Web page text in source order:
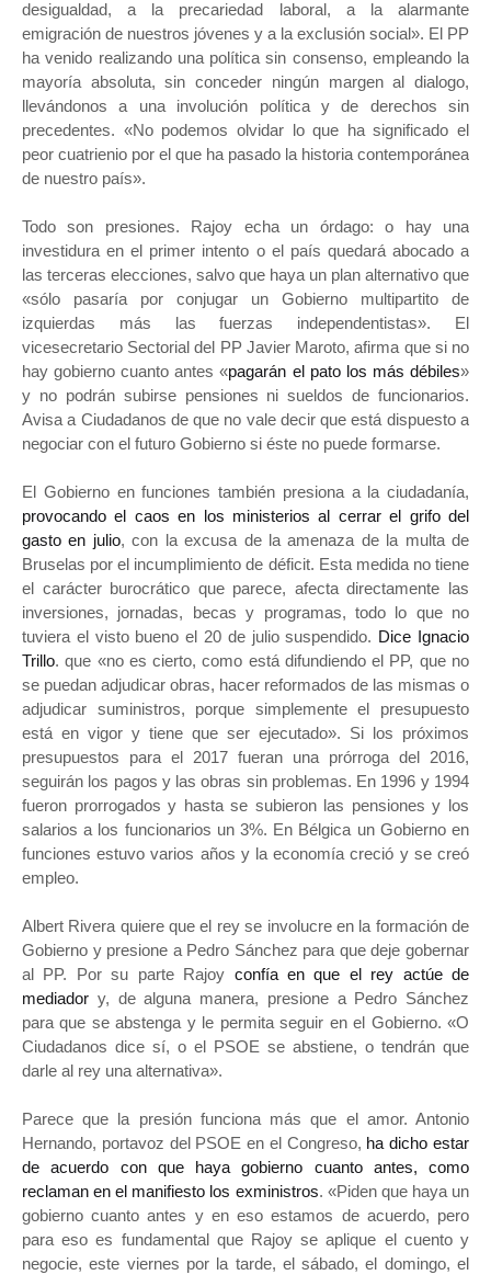
desigualdad, a la precariedad laboral, a la alarmante
emigración de nuestros jóvenes y a la exclusión social». El PP
ha venido realizando una política sin consenso, empleando la
mayoría absoluta, sin conceder ningún margen al dialogo,
llevándonos a una involución política y de derechos sin
precedentes. «No podemos olvidar lo que ha significado el
peor cuatrienio por el que ha pasado la historia contemporánea
de nuestro país».
Todo son presiones. Rajoy echa un órdago: o hay una
investidura en el primer intento o el país quedará abocado a
las terceras elecciones, salvo que haya un plan alternativo que
«sólo pasaría por conjugar un Gobierno multipartito de
izquierdas más las fuerzas independentistas». El
vicesecretario Sectorial del PP Javier Maroto, afirma que si no
hay gobierno cuanto antes «pagarán el pato los más débiles»
y no podrán subirse pensiones ni sueldos de funcionarios.
Avisa a Ciudadanos de que no vale decir que está dispuesto a
negociar con el futuro Gobierno si éste no puede formarse.
El Gobierno en funciones también presiona a la ciudadanía,
provocando el caos en los ministerios al cerrar el grifo del
gasto en julio, con la excusa de la amenaza de la multa de
Bruselas por el incumplimiento de déficit. Esta medida no tiene
el carácter burocrático que parece, afecta directamente las
inversiones, jornadas, becas y programas, todo lo que no
tuviera el visto bueno el 20 de julio suspendido. Dice Ignacio
Trillo. que «no es cierto, como está difundiendo el PP, que no
se puedan adjudicar obras, hacer reformados de las mismas o
adjudicar suministros, porque simplemente el presupuesto
está en vigor y tiene que ser ejecutado». Si los próximos
presupuestos para el 2017 fueran una prórroga del 2016,
seguirán los pagos y las obras sin problemas. En 1996 y 1994
fueron prorrogados y hasta se subieron las pensiones y los
salarios a los funcionarios un 3%. En Bélgica un Gobierno en
funciones estuvo varios años y la economía creció y se creó
empleo.
Albert Rivera quiere que el rey se involucre en la formación de
Gobierno y presione a Pedro Sánchez para que deje gobernar
al PP. Por su parte Rajoy confía en que el rey actúe de
mediador y, de alguna manera, presione a Pedro Sánchez
para que se abstenga y le permita seguir en el Gobierno. «O
Ciudadanos dice sí, o el PSOE se abstiene, o tendrán que
darle al rey una alternativa».
Parece que la presión funciona más que el amor. Antonio
Hernando, portavoz del PSOE en el Congreso, ha dicho estar
de acuerdo con que haya gobierno cuanto antes, como
reclaman en el manifiesto los exministros. «Piden que haya un
gobierno cuanto antes y en eso estamos de acuerdo, pero
para eso es fundamental que Rajoy se aplique el cuento y
negocie, este viernes por la tarde, el sábado, el domingo, el